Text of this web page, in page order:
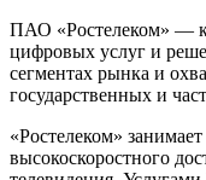
ПАО «Ростелеком» —
цифровых услуг и
сегментах рынка и
государственных и
«Ростелеком»
высокоскоростного